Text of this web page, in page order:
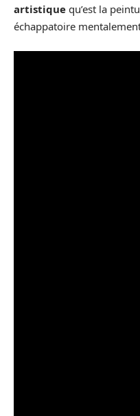
artistique qu’est la
échappatoire